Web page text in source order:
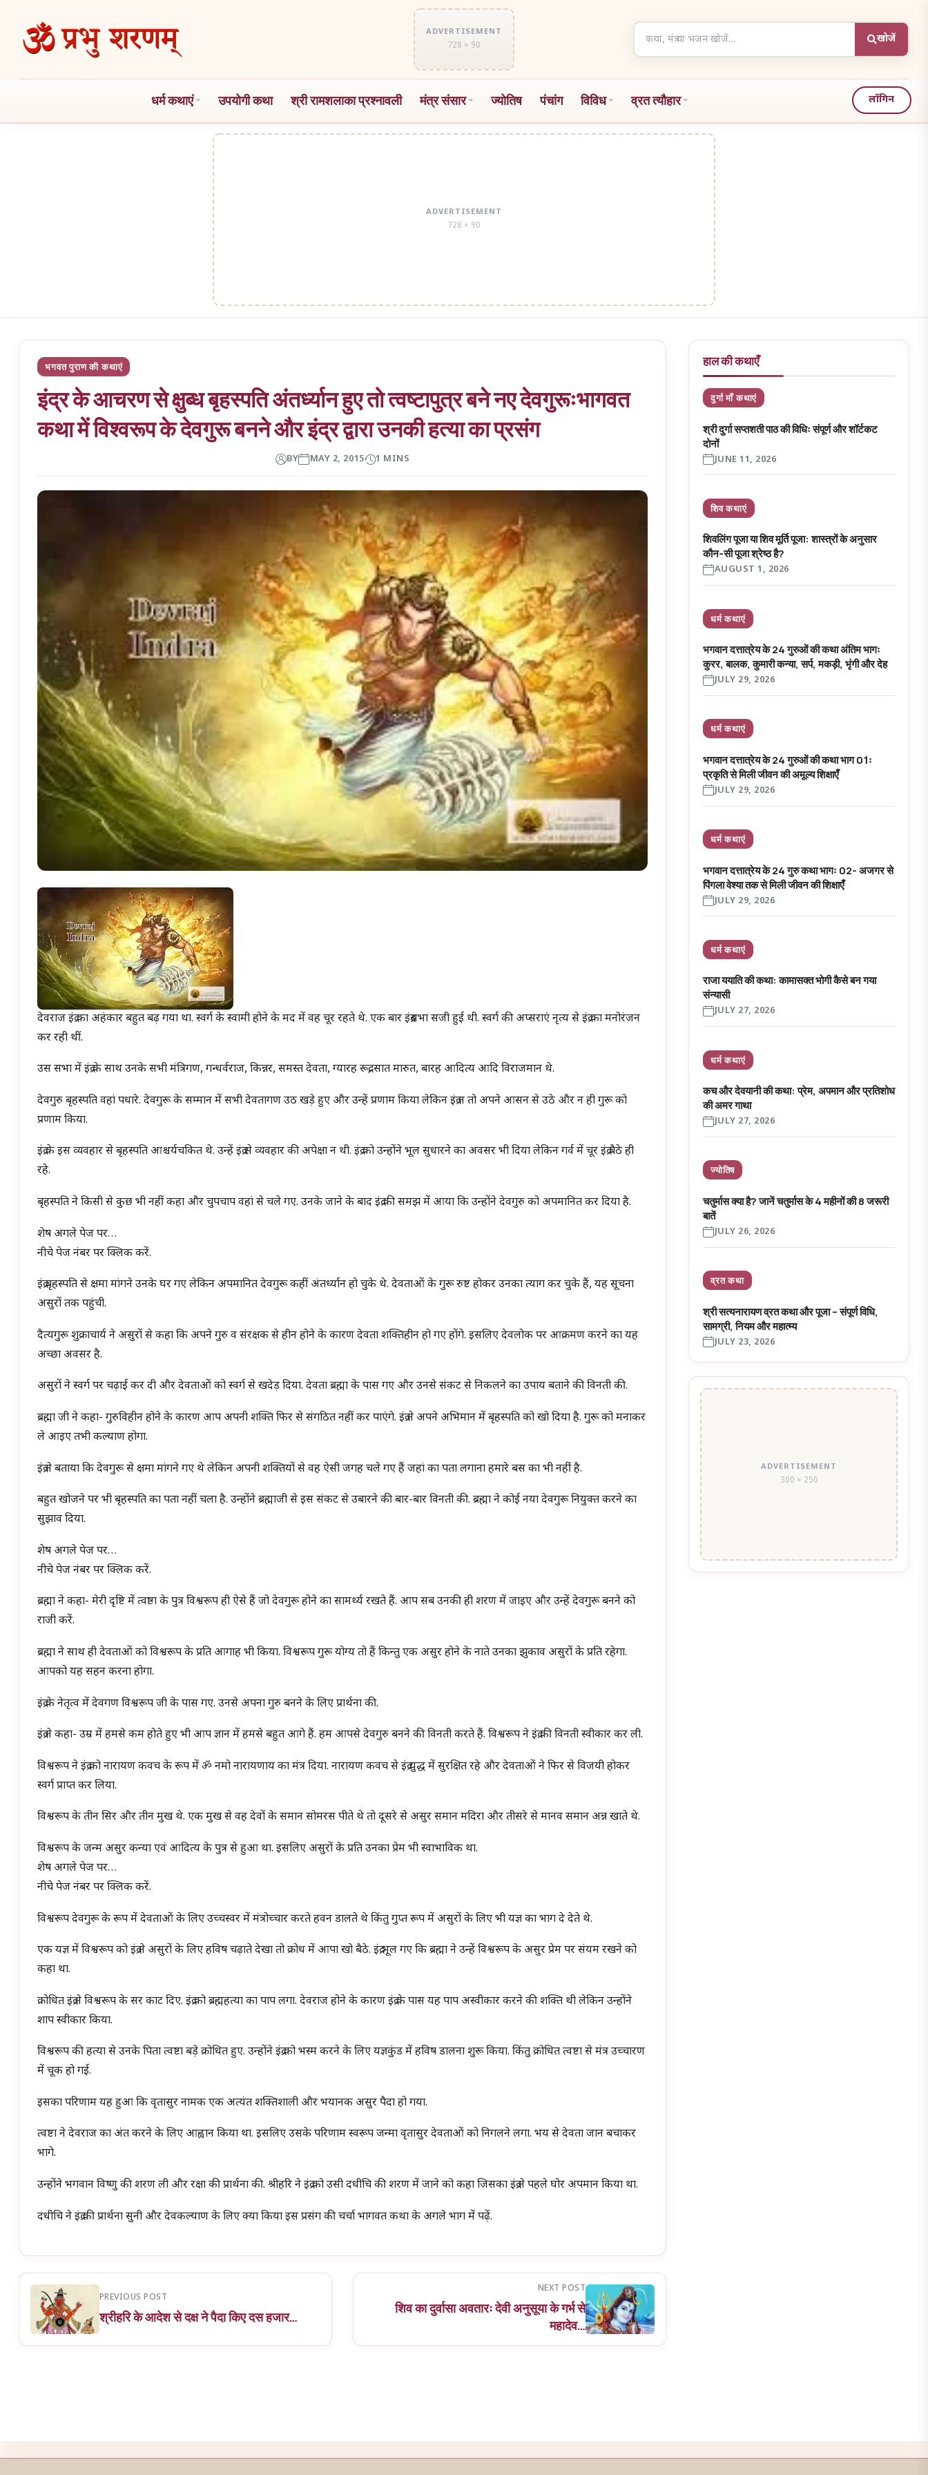
ADVERTISEMENT
728 × 90
articles
खोजें
धर्म कथाएं उपयोगी कथा श्री रामशलाका प्रश्नावली मंत्र संसार ज्योतिष पंचांग विविध व्रत त्यौहार लॉगिन
ADVERTISEMENT
728 × 90
भगवत पुराण की कथाएं
इंद्र के आचरण से क्षुब्ध बृहस्पति अंतर्ध्यान हुए तो त्वष्टापुत्र बने नए देवगुरूःभागवत
कथा में विश्वरूप के देवगुरू बनने और इंद्र द्वारा उनकी हत्या का प्रसंग
BY MAY 2, 2015 1 MINS
देवराज इंद्र का अहंकार बहुत बढ़ गया था. स्वर्ग के स्वामी होने के मद में वह चूर रहते थे. एक बार इंद्रसभा सजी हुई थी. स्वर्ग की अप्सराएं नृत्य से इंद्र का मनोरंजन
कर रही थीं.
उस सभा में इंद्र के साथ उनके सभी मंत्रिगण, गन्धर्वराज, किन्नर, समस्त देवता, ग्यारह रूद्र, सात मारुत, बारह आदित्य आदि विराजमान थे.
देवगुरु बृहस्पति वहां पधारे. देवगुरू के सम्मान में सभी देवतागण उठ खड़े हुए और उन्हें प्रणाम किया लेकिन इंद्र न तो अपने आसन से उठे और न ही गुरू को
प्रणाम किया.
इंद्र के इस व्यवहार से बृहस्पति आश्चर्यचकित थे. उन्हें इंद्र से व्यवहार की अपेक्षा न थी. इंद्र को उन्होंने भूल सुधारने का अवसर भी दिया लेकिन गर्व में चूर इंद्र बैठे ही
रहे.
बृहस्पति ने किसी से कुछ भी नहीं कहा और चुपचाप वहां से चले गए. उनके जाने के बाद इंद्र की समझ में आया कि उन्होंने देवगुरु को अपमानित कर दिया है.
शेष अगले पेज पर…
नीचे पेज नंबर पर क्लिक करें.
इंद्र बृहस्पति से क्षमा मांगने उनके घर गए लेकिन अपमानित देवगुरू कहीं अंतर्ध्यान हो चुके थे. देवताओं के गुरू रुष्ट होकर उनका त्याग कर चुके हैं, यह सूचना
असुरों तक पहुंची.
दैत्यगुरू शुक्राचार्य ने असुरों से कहा कि अपने गुरु व संरक्षक से हीन होने के कारण देवता शक्तिहीन हो गए होंगे. इसलिए देवलोक पर आक्रमण करने का यह
अच्छा अवसर है.
असुरों ने स्वर्ग पर चढ़ाई कर दी और देवताओं को स्वर्ग से खदेड़ दिया. देवता ब्रह्मा के पास गए और उनसे संकट से निकलने का उपाय बताने की विनती की.
ब्रह्मा जी ने कहा- गुरुविहीन होने के कारण आप अपनी शक्ति फिर से संगठित नहीं कर पाएंगे. इंद्र ने अपने अभिमान में बृहस्पति को खो दिया है. गुरू को मनाकर
ले आइए तभी कल्याण होगा.
इंद्र ने बताया कि देवगुरू से क्षमा मांगने गए थे लेकिन अपनी शक्तियों से वह ऐसी जगह चले गए हैं जहां का पता लगाना हमारे बस का भी नहीं है.
बहुत खोजने पर भी बृहस्पति का पता नहीं चला है. उन्होंने ब्रह्माजी से इस संकट से उबारने की बार-बार विनती की. ब्रह्मा ने कोई नया देवगुरू नियुक्त करने का
सुझाव दिया.
शेष अगले पेज पर…
नीचे पेज नंबर पर क्लिक करें.
ब्रह्मा ने कहा- मेरी दृष्टि में त्वष्ठा के पुत्र विश्वरूप ही ऐसे हैं जो देवगुरू होने का सामर्थ्य रखते हैं. आप सब उनकी ही शरण में जाइए और उन्हें देवगुरू बनने को
राजी करें.
ब्रह्मा ने साथ ही देवताओं को विश्वरूप के प्रति आगाह भी किया. विश्वरूप गुरू योग्य तो हैं किन्तु एक असुर होने के नाते उनका झुकाव असुरों के प्रति रहेगा.
आपको यह सहन करना होगा.
इंद्र के नेतृत्व में देवगण विश्वरूप जी के पास गए. उनसे अपना गुरु बनने के लिए प्रार्थना की.
इंद्र ने कहा- उम्र में हमसे कम होते हुए भी आप ज्ञान में हमसे बहुत आगे हैं. हम आपसे देवगुरु बनने की विनती करते हैं. विश्वरूप ने इंद्र की विनती स्वीकार कर ली.
विश्वरूप ने इंद्र को नारायण कवच के रूप में ॐ नमो नारायणाय का मंत्र दिया. नारायण कवच से इंद्र युद्ध में सुरक्षित रहे और देवताओं ने फिर से विजयी होकर
स्वर्ग प्राप्त कर लिया.
विश्वरूप के तीन सिर और तीन मुख थे. एक मुख से वह देवों के समान सोमरस पीते थे तो दूसरे से असुर समान मदिरा और तीसरे से मानव समान अन्न खाते थे.
विश्वरूप के जन्म असुर कन्या एवं आदित्य के पुत्र से हुआ था. इसलिए असुरों के प्रति उनका प्रेम भी स्वाभाविक था.
शेष अगले पेज पर…
नीचे पेज नंबर पर क्लिक करें.
विश्वरूप देवगुरू के रूप में देवताओं के लिए उच्चस्वर में मंत्रोच्चार करते हवन डालते थे किंतु गुप्त रूप में असुरों के लिए भी यज्ञ का भाग दे देते थे.
एक यज्ञ में विश्वरूप को इंद्र ने असुरों के लिए हविष चढ़ाते देखा तो क्रोध में आपा खो बैठे. इंद्र भूल गए कि ब्रह्मा ने उन्हें विश्वरूप के असुर प्रेम पर संयम रखने को
कहा था.
क्रोधित इंद्र ने विश्वरूप के सर काट दिए. इंद्र को ब्रह्महत्या का पाप लगा. देवराज होने के कारण इंद्र के पास यह पाप अस्वीकार करने की शक्ति थी लेकिन उन्होंने
शाप स्वीकार किया.
विश्वरूप की हत्या से उनके पिता त्वष्टा बड़े क्रोधित हुए. उन्होंने इंद्र को भस्म करने के लिए यज्ञकुंड में हविष डालना शुरू किया. किंतु क्रोधित त्वष्टा से मंत्र उच्चारण
में चूक हो गई.
इसका परिणाम यह हुआ कि वृतासुर नामक एक अत्यंत शक्तिशाली और भयानक असुर पैदा हो गया.
त्वष्टा ने देवराज का अंत करने के लिए आह्वान किया था. इसलिए उसके परिणाम स्वरूप जन्मा वृतासुर देवताओं को निगलने लगा. भय से देवता जान बचाकर
भागे.
उन्होंने भगवान विष्णु की शरण ली और रक्षा की प्रार्थना की. श्रीहरि ने इंद्र को उसी दधीचि की शरण में जाने को कहा जिसका इंद्र ने पहले घोर अपमान किया था.
दधीचि ने इंद्र की प्रार्थना सुनी और देवकल्याण के लिए क्या किया इस प्रसंग की चर्चा भागवत कथा के अगले भाग में पढ़ें.
PREVIOUS POST
श्रीहरि के आदेश से दक्ष ने पैदा किए दस हजार…
NEXT POST
शिव का दुर्वासा अवतारः देवी अनुसूया के गर्भ से
महादेव…
हाल की कथाएँ
दुर्गा माँ कथाएं
श्री दुर्गा सप्तशती पाठ की विधिः संपूर्ण और शॉर्टकट
दोनों
JUNE 11, 2026
शिव कथाएं
शिवलिंग पूजा या शिव मूर्ति पूजा: शास्त्रों के अनुसार
कौन-सी पूजा श्रेष्ठ है?
AUGUST 1, 2026
धर्म कथाएं
भगवान दत्तात्रेय के 24 गुरुओं की कथा अंतिम भागः
कुरर, बालक, कुमारी कन्या, सर्प, मकड़ी, भृंगी और देह
JULY 29, 2026
धर्म कथाएं
भगवान दत्तात्रेय के 24 गुरुओं की कथा भाग 01ः
प्रकृति से मिली जीवन की अमूल्य शिक्षाएँ
JULY 29, 2026
धर्म कथाएं
भगवान दत्तात्रेय के 24 गुरु कथा भागः 02- अजगर से
पिंगला वेश्या तक से मिली जीवन की शिक्षाएँ
JULY 29, 2026
धर्म कथाएं
राजा ययाति की कथा: कामासक्त भोगी कैसे बन गया
संन्यासी
JULY 27, 2026
धर्म कथाएं
कच और देवयानी की कथा: प्रेम, अपमान और प्रतिशोध
की अमर गाथा
JULY 27, 2026
ज्योतिष
चतुर्मास क्या है? जानें चतुर्मास के 4 महीनों की 8 जरूरी
बातें
JULY 26, 2026
व्रत कथा
श्री सत्यनारायण व्रत कथा और पूजा – संपूर्ण विधि,
सामग्री, नियम और महात्म्य
JULY 23, 2026
ADVERTISEMENT
300 × 250